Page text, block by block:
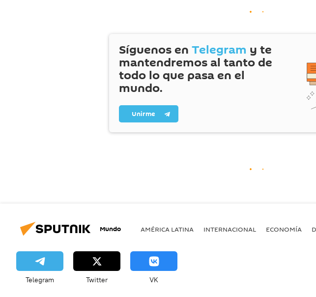
Síguenos en Telegram y te
mantendremos al tanto de
todo lo que pasa en el
mundo.
Unirme
Mundo AMÉRICA LATINA INTERNACIONAL ECONOMÍA
Telegram Twitter VK